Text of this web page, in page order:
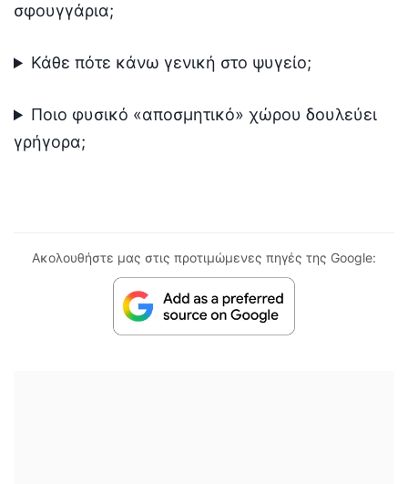
σφουγγάρια;
Κάθε πότε κάνω γενική στο ψυγείο;
Ποιο φυσικό «αποσμητικό» χώρου δουλεύει
γρήγορα;
Ακολουθήστε μας στις προτιμώμενες πηγές της Google: